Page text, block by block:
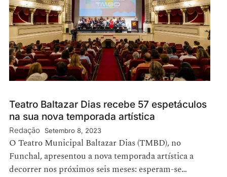
Teatro Baltazar Dias recebe 57 espetáculos
na sua nova temporada artística
Redação Setembro 8, 2023
O Teatro Municipal Baltazar Dias (TMBD), no
Funchal, apresentou a nova temporada artística a
decorrer nos próximos seis meses: esperam-se…